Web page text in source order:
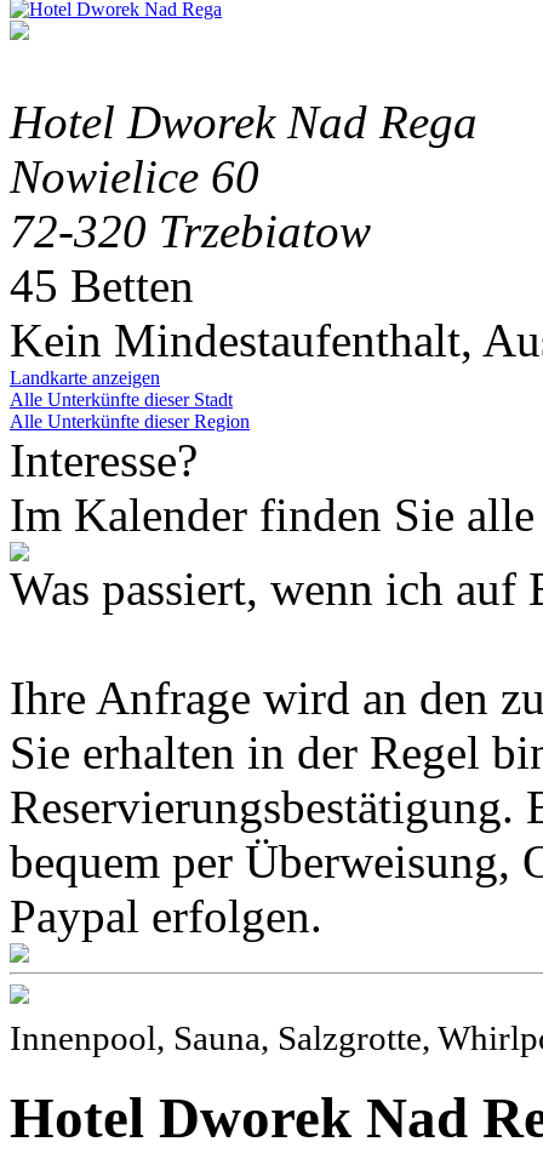
Hotel Dworek Nad Rega
Nowielice 60
72-320 Trzebiatow
45 Betten
Kein Mindestaufenthalt,
Landkarte anzeigen
Alle Unterkünfte dieser Stadt
Alle Unterkünfte dieser Region
Interesse?
Im Kalender finden Sie
Was passiert, wenn ich
Ihre Anfrage wird an den
Sie erhalten in der Regel
Reservierungsbestätigung.
bequem per Überweisung,
Paypal erfolgen.
Innenpool, Sauna, Salzgrotte,
Hotel Dworek Nad